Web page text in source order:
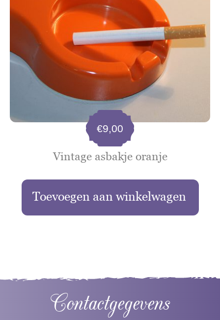
Vintage asbakje oranje
€9,00
Toevoegen aan winkelwagen
Contactgegevens